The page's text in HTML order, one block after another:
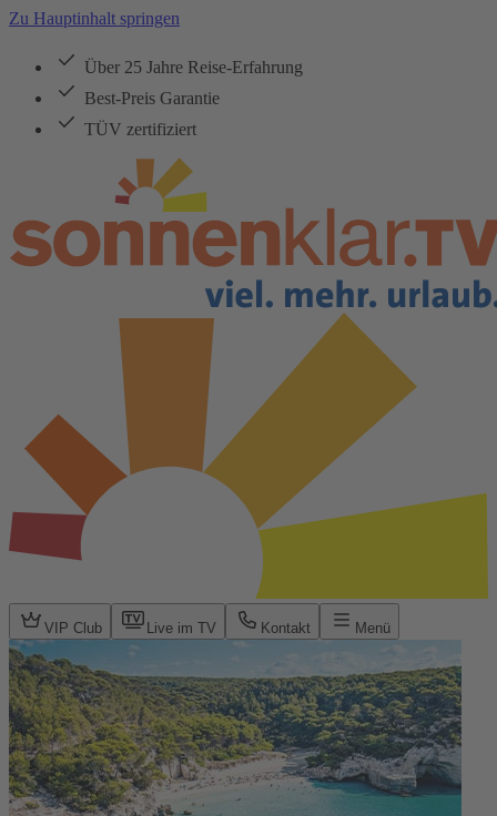
Zu Hauptinhalt springen
Über 25 Jahre Reise-Erfahrung
Best-Preis Garantie
TÜV zertifiziert
VIP Club Live im TV Kontakt Menü